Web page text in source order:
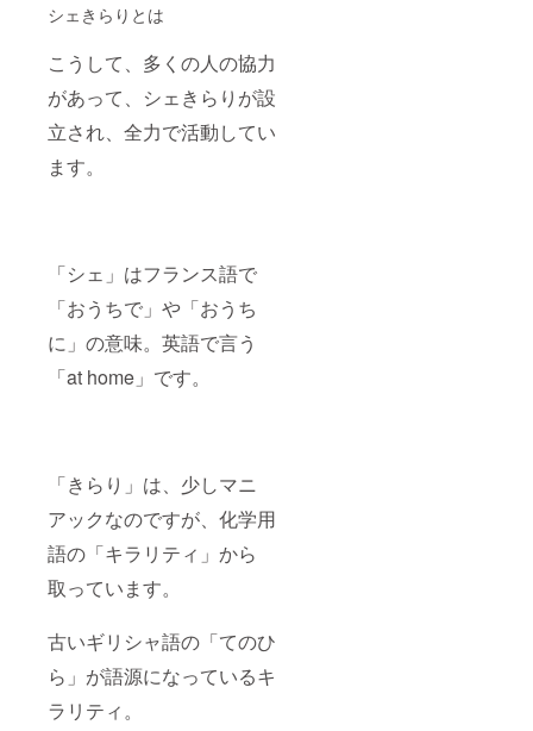
シェきらりとは
こうして、多くの人の協力
があって、シェきらりが設
立され、全力で活動してい
ます。
「シェ」はフランス語で
「おうちで」や「おうち
に」の意味。英語で言う
「at home」です。
「きらり」は、少しマニ
アックなのですが、化学用
語の「キラリティ」から
取っています。
古いギリシャ語の「てのひ
ら」が語源になっているキ
ラリティ。